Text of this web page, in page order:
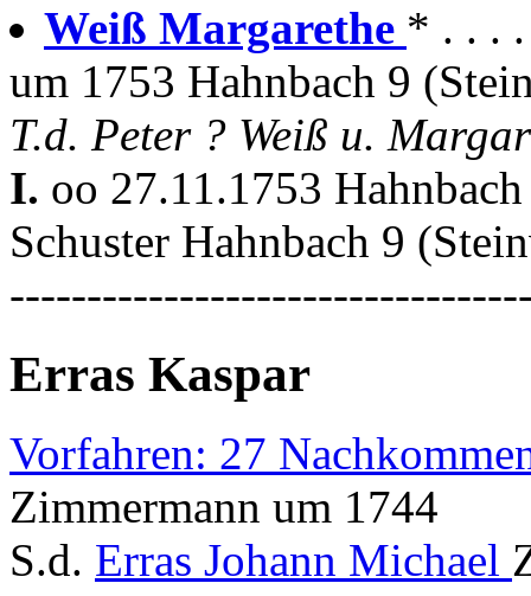
Weiß Margarethe * . . .
um 1753 Hahnbach 9
T.d. Peter ? Weiß u.
I. oo 27.11.1753
Schuster Hahnbach 9
Erras Kaspar
Vorfahren: 27
Zimmermann um 1744
S.d. Erras Johann Michael